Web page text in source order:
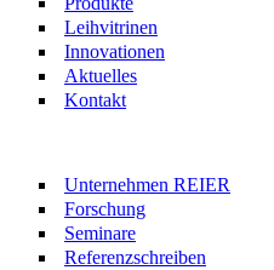
Leihvitrinen
Innovationen
Aktuelles
Kontakt
Unternehmen REIER
Forschung
Seminare
Referenzschreiben